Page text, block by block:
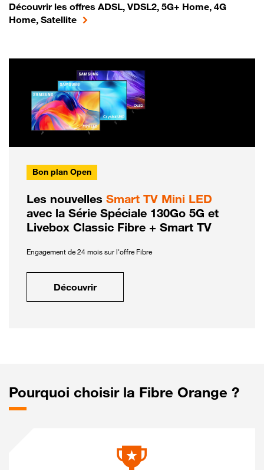
Découvrir les offres ADSL, VDSL2, 5G+ Home, 4G
Home, Satellite
Bon plan Open
Les nouvelles Smart TV Mini LED
avec la Série Spéciale 130Go 5G et
Livebox Classic Fibre + Smart TV
Engagement de 24 mois sur l'offre Fibre
Découvrir
Pourquoi choisir la Fibre Orange ?